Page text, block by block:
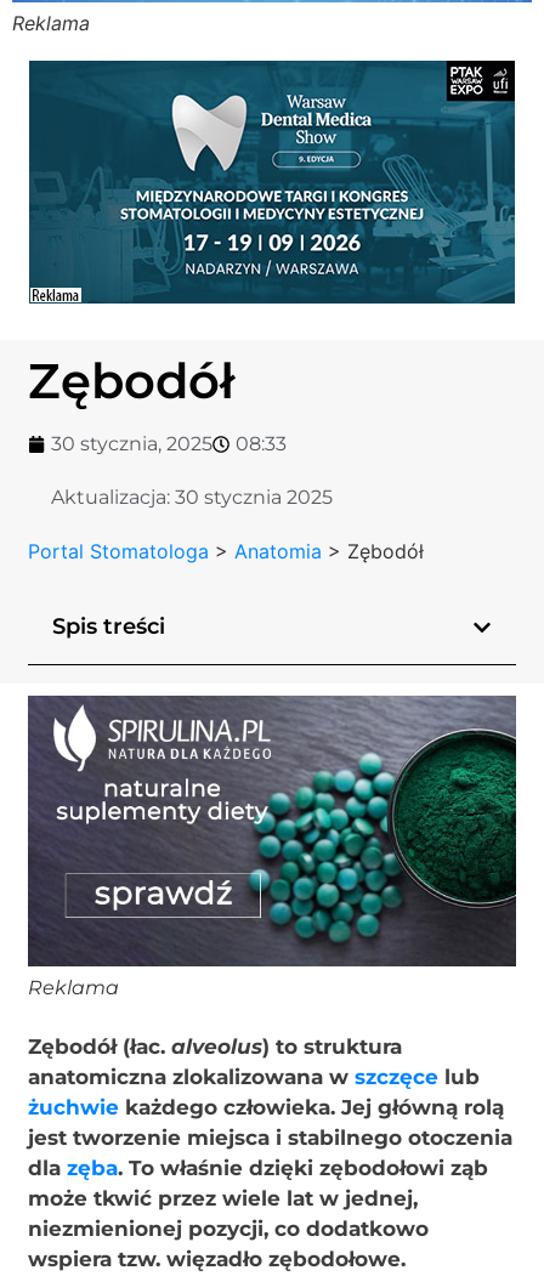
Reklama
Zębodół
30 stycznia, 2025 08:33
Aktualizacja:30 stycznia 2025
Portal Stomatologa >Anatomia > Zębodół
Spis treści
Reklama
Zębodół (łac.alveolus) to struktura
anatomiczna zlokalizowana wszczęce lub
żuchwie każdego człowieka. Jej główną rolą
jest tworzenie miejsca i stabilnego otoczenia
dlazęba. To właśnie dzięki zębodołowi ząb
może tkwić przez wiele lat w jednej,
niezmienionej pozycji, co dodatkowo
wspiera tzw. więzadło zębodołowe.